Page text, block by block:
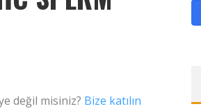
değil misiniz? Bize katılın